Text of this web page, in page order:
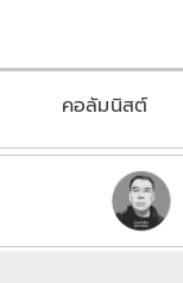
คอลัมนิสต์